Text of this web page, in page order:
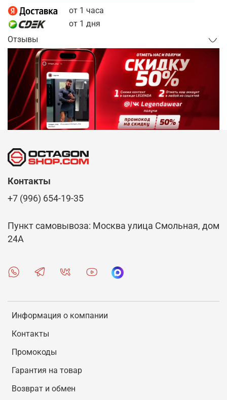
от 1 часа
от 1 дня
Отзывы
Информация о компании
Контакты
Промокоды
Гарантия на товар
Возврат и обмен
Контакты
+7 (996) 654-19-35
Пункт самовывоза: Москва улица Смольная, дом
24А